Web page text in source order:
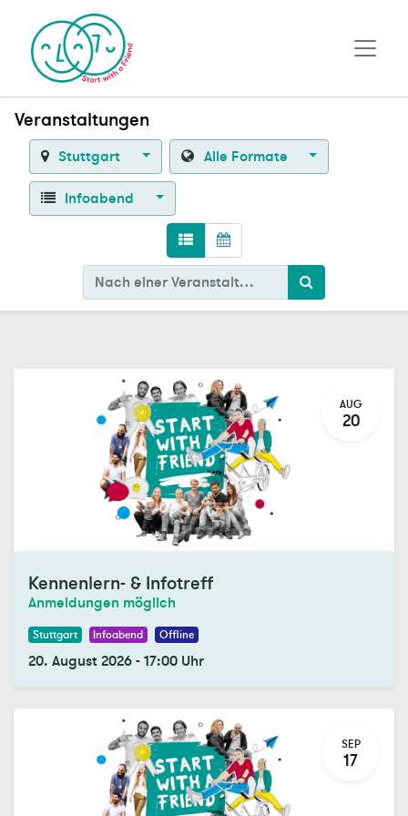
Veranstaltungen
Stuttgart Alle Formate
Infoabend
AUG
20
Kennenlern- & Infotreff
Anmeldungen möglich
Stuttgart Infoabend Offline
20. August 2026-17:00 Uhr
SEP
17